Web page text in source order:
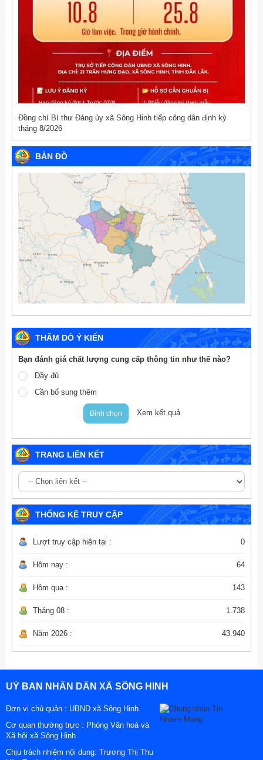
Đồng chí Bí thư Đảng ủy xã Sông Hinh tiếp công dân định kỳ
tháng 8/2026
BẢN ĐỒ
THĂM DÒ Ý KIẾN
Bạn đánh giá chất lượng cung cấp thông tin như thế nào?
Đầy đủ
Cần bổ sung thêm
Bình chọn Xem kết quả
TRANG LIÊN KẾT
THỐNG KÊ TRUY CẬP
Lượt truy cập hiện tại : 0
Hôm nay : 64
Hôm qua : 143
Tháng 08 : 1.738
Năm 2026 : 43.940
UỶ BAN NHÂN DÂN XÃ SÔNG HINH
Đơn vị chủ quản : UBND xã Sông Hinh
Cơ quan thường trực : Phòng Văn hoá và
Xã hội xã Sông Hinh
Chịu trách nhiệm nội dung: Trương Thị Thu